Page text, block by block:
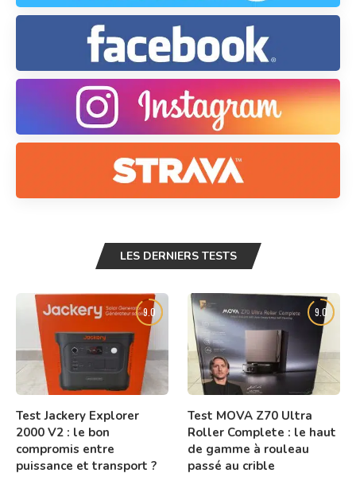
LES DERNIERS TESTS
9.0
Test Jackery Explorer
2000 V2 : le bon
compromis entre
puissance et transport ?
9.0
Test MOVA Z70 Ultra
Roller Complete : le haut
de gamme à rouleau
passé au crible